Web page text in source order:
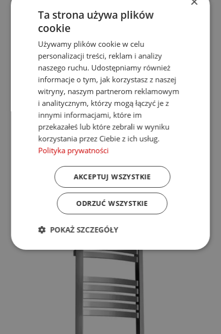
Grzejnik łazienkowy DEXTER ONE CHROM 600x860
Gwarancja:4lata
Kolor:chrom
Wysokość:860mm
Szerokość:
Głębokość:114-122mm
Moc (75/65/20°C):337W
Rodzaj podłączenia:konfigurowalne
Max ciśnienie robocze:
*Grzejnik posiada wbudowaną grzałkę elektryczną One.
*Korki, odpowietrznik i zawiesia w komplecie.
*Zawory nie są w komplecie z grzejnikiem.
Cena promocyjna 2 248,19 zł Normalna cena
Dodaj do koszyka
Ta strona używa plików
cookie
Używamy plików cookie w celu
personalizacji treści, reklam i analizy
naszego ruchu. Udostępniamy również
informacje o tym, jak korzystasz z naszej
witryny, naszym partnerom reklamowym
i analitycznym, którzy mogą łączyć je z
innymi informacjami, które im
przekazałeś lub które zebrali w wyniku
korzystania przez Ciebie z ich usług.
Polityka prywatności
AKCEPTUJ WSZYSTKIE
ODRZUĆ WSZYSTKIE
POKAŻ SZCZEGÓŁY